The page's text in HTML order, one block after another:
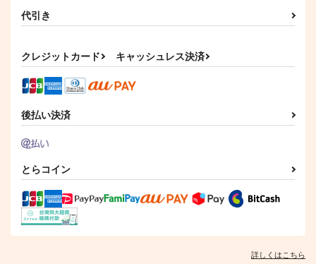
834円（税込）
サンプル
作品詳細
770円
サンプル
サンプル
わくわく快眠CLUB
代引き
クレジットカード キャッシュレス決済
後払い決済
とらコイン
詳しくはこちら